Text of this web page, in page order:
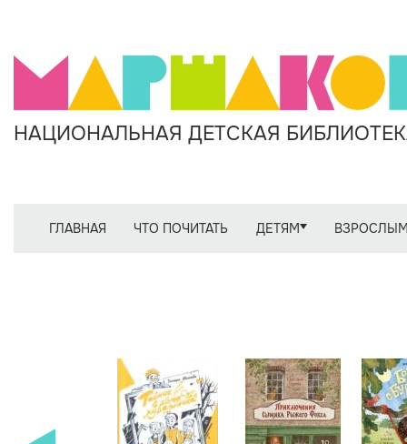
НАЦИОНАЛЬНАЯ ДЕТСКАЯ
ГЛАВНАЯ ЧТО ПОЧИТАТЬ ДЕТЯМ